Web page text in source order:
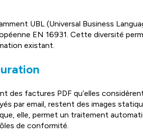
UBL (Universal Business
EN 16931. Cette diversité
existant.
des factures PDF qu’elles
par email, restent des images
elle, permet un traitement
de conformité.